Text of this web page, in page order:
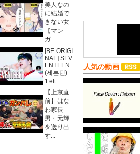
美人なの
に結婚で
きない女
【マン
ガ...
[BE ORIGI
NAL] SEV
ENTEEN
(세븐틴)
'Left...
【上京直
前】はな
わ家長
男・元輝
を送り出
す...
人気の動画